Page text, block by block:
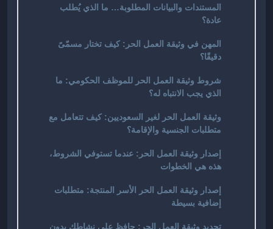
المستندات والبيانات المطلوبة… ما الذي يُطلب
عادة؟
المهن في وثيقة العمل الحر: كيف تختار مسمّىً
دقيقًا؟
شروط وثيقة العمل الحر للموظف الحكومي: ما
الذي يجب الانتباه له؟
وثيقة العمل الحر لغير السعوديين: كيف تتعامل مع
متطلبات الجنسية والإقامة؟
إصدار وثيقة العمل الحر: عندما تستوفي الشروط،
هذه هي الخطوات
إصدار وثيقة العمل الحر الأسر المنتجة: متطلبات
إضافية بسيطة
تجديد وثيقة العمل الحر: حافظ على نشاطك بدون